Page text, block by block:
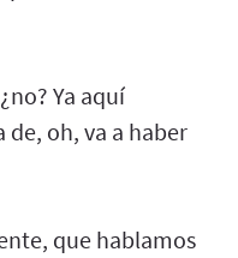
Ya aquí
oh, va a haber
que hablamos